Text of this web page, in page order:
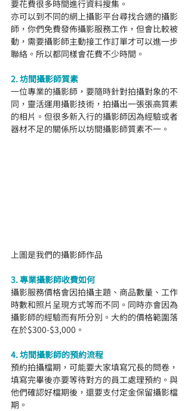
要花費很多時間進行資料搜集。
亦可以到不同的網上攝影平台尋找合適的攝影
師，你們免費發佈攝影服務工作，但會比較被
動，需要攝影師主動接工作訂單才可以進一步
聯絡。所以都同樣會花費不少時間。
2. 坊間攝影師質素
一位專業的攝影師，要隨時針對拍攝對象的不
同，靈活運用攝影技術，拍攝出一張張高質素
的相片。但很多新入行的攝影師因為經驗或者
器材不足的關係所以坊間攝影師質素不一。
上圖是我們的攝影師作品
3. 專業攝影師收費如何
攝影服務價格會因拍攝主題、商品數量、工作
時數和照片呈現方式等而不同。同時亦會因為
攝影師的經驗而有所分別。大約的價格範圍落
在於$300-$3,000。
4. 坊間攝影師的預約流程
預約拍攝檔期，可能要大家填寫冗長的問卷，
填寫完畢後亦要等待對方的員工處理預約。與
他們確認好檔期後，還要支付定金保留攝影檔
期。